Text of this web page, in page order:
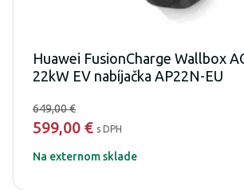
Huawei FusionCharge Wallbox
22kW EV nabíjačka AP22N-EU
649,00 €
599,00 € s DPH
Na externom sklade